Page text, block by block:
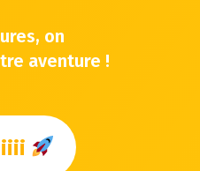
on
aventure !